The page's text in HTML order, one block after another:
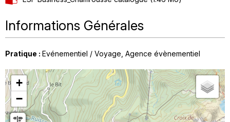
Informations Générales
Pratique : Evénementiel / Voyage Agence évènementiel
+
−